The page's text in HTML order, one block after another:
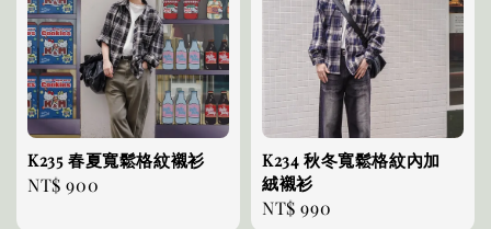
K235 春夏寬鬆格紋襯衫
Regular
NT$ 900
K234 秋冬寬鬆格紋內加
絨襯衫
Regular
NT$ 990